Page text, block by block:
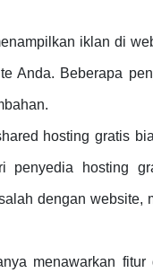
iklan di
Anda. Beberapa
hosting gratis
penyedia hosting
dengan website,
menawarkan fitur